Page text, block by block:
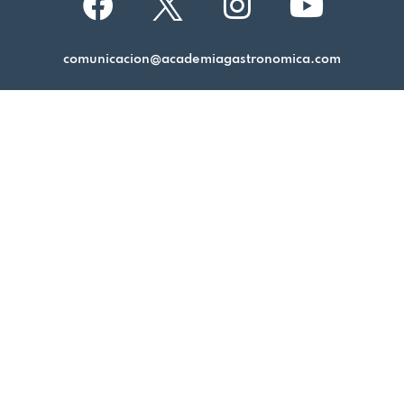
comunicacion@academiagastronomica.com